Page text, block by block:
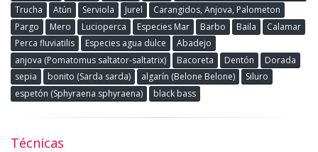
Trucha
Atún Serviola Jurel
Carangidos, Anjova, Palometon
Pargo
Mero Lucioperca Especies Mar Barbo Baila
Calamar
Perca fluviatilis
Especies agua dulce
Abadejo
anjova (Pomatomus saltator-saltatrix)
Bacoreta Dentón
Dorada
sepia
bonito (Sarda sarda) algarín (Belone Belone)
Siluro
espetón (Sphyraena sphyraena)
black bass
Técnicas